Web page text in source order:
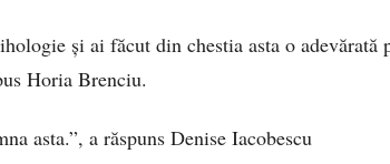
și ai făcut din chestia asta o adevărată
Horia Brenciu.
asta.”, a răspuns Denise Iacobescu